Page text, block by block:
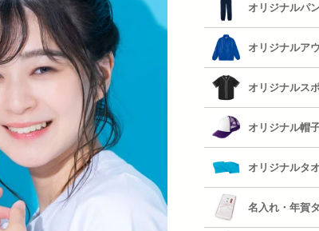
オリジナルパ
オリジナルア
オリジナルス
オリジナル帽
オリジナルタ
名入れ・年賀